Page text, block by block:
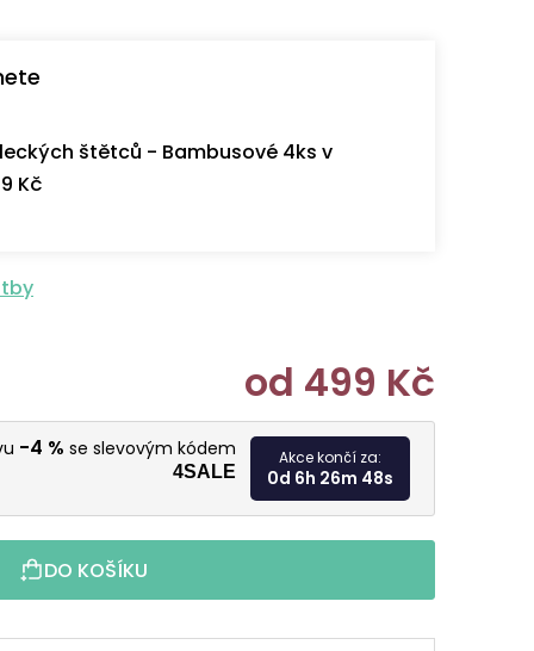
štětců - Bambusové 4ks v
Kč
od 499 Kč
Měrná
-4 % se slevovým kódem
4SALE
Akce končí za:
0d 6h 26m 47s
DO KOŠÍKU